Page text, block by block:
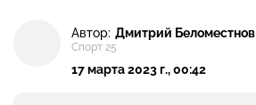
Автор: Дмитрий Беломестнов
Спорт 25
17 марта 2023 г., 00:42